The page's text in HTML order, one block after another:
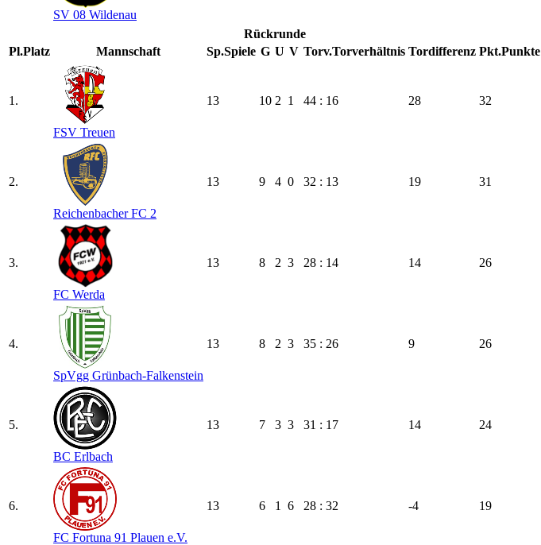
SV 08 Wildenau
Rückrunde
Pl.Platz Mannschaft Sp.Spiele G U V Torv.Torverhältnis Tordifferenz Pkt.Punkte
1.
FSV Treuen
13 10 2 1 44 : 16 28 32
2.
Reichenbacher FC 2
13 9 4 0 32 : 13 19 31
3.
FC Werda
13 8 2 3 28 : 14 14 26
4.
SpVgg Grünbach-Falkenstein
13 8 2 3 35 : 26 9 26
5.
BC Erlbach
13 7 3 3 31 : 17 14 24
6.
FC Fortuna 91 Plauen e.V.
13 6 1 6 28 : 32 -4 19